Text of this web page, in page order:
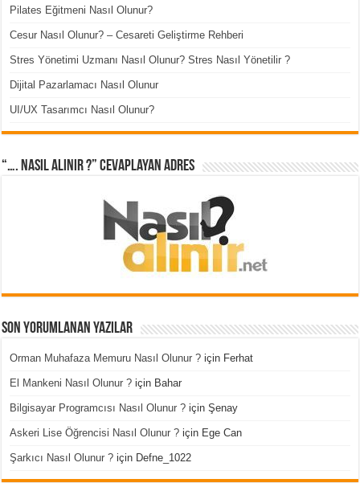
Pilates Eğitmeni Nasıl Olunur?
Cesur Nasıl Olunur? – Cesareti Geliştirme Rehberi
Stres Yönetimi Uzmanı Nasıl Olunur? Stres Nasıl Yönetilir ?
Dijital Pazarlamacı Nasıl Olunur
UI/UX Tasarımcı Nasıl Olunur?
“…. Nasıl Alınır ?” cevaplayan adres
Son Yorumlanan Yazılar
Orman Muhafaza Memuru Nasıl Olunur ? için Ferhat
El Mankeni Nasıl Olunur ? için Bahar
Bilgisayar Programcısı Nasıl Olunur ? içinŞenay
Askeri Lise Öğrencisi Nasıl Olunur ? için Ege Can
Şarkıcı Nasıl Olunur ? için Defne_1022